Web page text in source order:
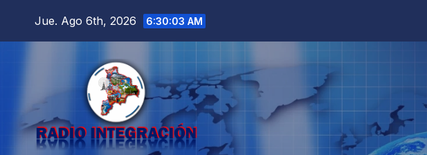
Jue. Ago 6th, 2026 6:30:04 AM